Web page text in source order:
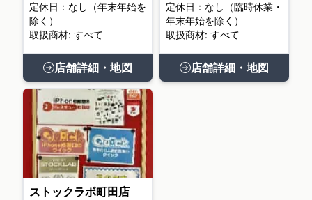
定休日：なし（年末年始を
除く）
取扱商材: すべて
店舗詳細・地図
定休日：なし（臨時休業・
年末年始を除く）
取扱商材: すべて
店舗詳細・地図
ストックラボ町田店